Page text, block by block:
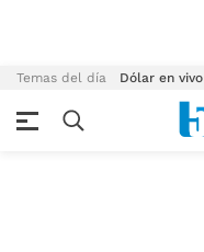
Temas del día Dólar en vivo